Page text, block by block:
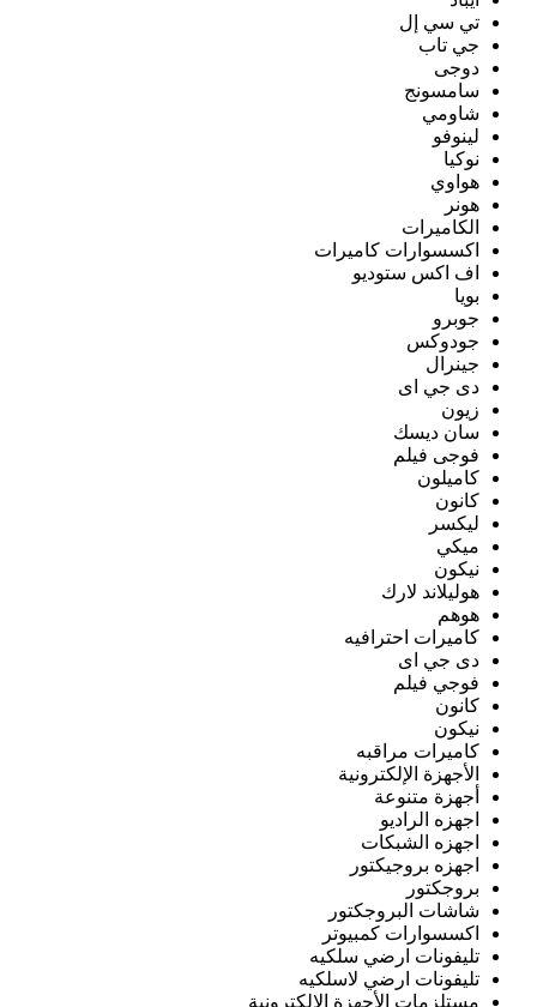
تي سي إل
جي تاب
دوجى
سامسونج
شاومي
لينوفو
نوكيا
هواوي
هونر
الكاميرات
اكسسوارات كاميرات
اف اكس ستوديو
بويا
جوبرو
جودوكس
جينرال
دى جي اى
زيون
سان ديسك
فوجى فيلم
كاميلون
كانون
ليكسر
ميكي
نيكون
هوليلاند لارك
هوهم
كاميرات احترافيه
دى جي اى
فوجي فيلم
كانون
نيكون
كاميرات مراقبه
الأجهزة الإلكترونية
أجهزة متنوعة
اجهزه الراديو
اجهزه الشبكات
اجهزه بروجيكتور
بروجكتور
شاشات البروجكتور
اكسسوارات كمبيوتر
تليفونات ارضي سلكيه
تليفونات ارضي لاسلكيه
مستلزمات الأجهزة الإلكترونية